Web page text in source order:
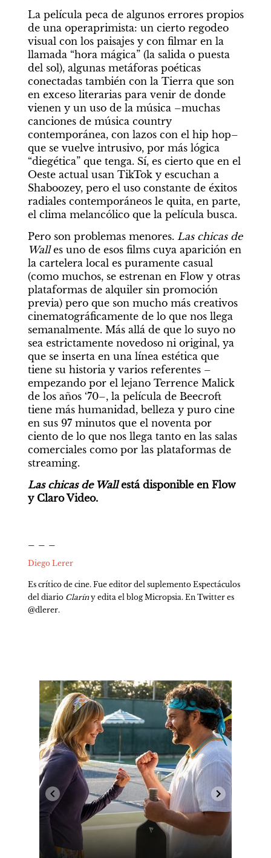
La película peca de algunos errores propios
de una operaprimista: un cierto regodeo
visual con los paisajes y con filmar en la
llamada “hora mágica” (la salida o puesta
del sol), algunas metáforas poéticas
conectadas también con la Tierra que son
en exceso literarias para venir de donde
vienen y un uso de la música –muchas
canciones de música country
contemporánea, con lazos con el hip hop–
que se vuelve intrusivo, por más lógica
“diegética” que tenga. Sí, es cierto que en el
Oeste actual usan TikTok y escuchan a
Shaboozey, pero el uso constante de éxitos
radiales contemporáneos le quita, en parte,
el clima melancólico que la película busca.
Pero son problemas menores. Las chicas de
Wall es uno de esos films cuya aparición en
la cartelera local es puramente casual
(como muchos, se estrenan en Flow y otras
plataformas de alquiler sin promoción
previa) pero que son mucho más creativos
cinematográficamente de lo que nos llega
semanalmente. Más allá de que lo suyo no
sea estrictamente novedoso ni original, ya
que se inserta en una línea estética que
tiene su historia y varios referentes –
empezando por el lejano Terrence Malick
de los años ‘70–, la película de Beecroft
tiene más humanidad, belleza y puro cine
en sus 97 minutos que el noventa por
ciento de lo que nos llega tanto en las salas
comerciales como por las plataformas de
streaming.
Las chicas de Wall está disponible en Flow
y Claro Video.
Diego Lerer
Es crítico de cine. Fue editor del suplemento Espectáculos
del diario Clarín y edita el blog Micropsia. En Twitter es
@dlerer.